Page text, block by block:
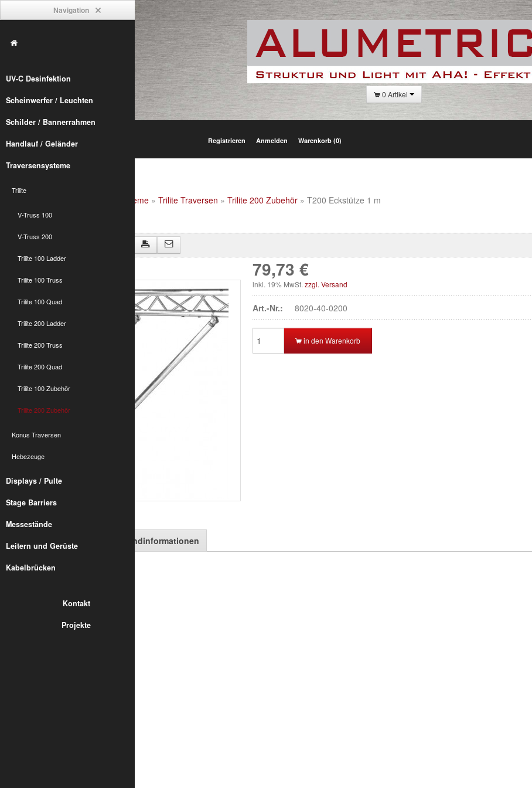
Navigation
UV-C Desinfektion
Scheinwerfer / Leuchten
Schilder / Bannerrahmen
Handlauf / Geländer
Traversensysteme
Trilite
V-Truss 100
V-Truss 200
Trilite 100 Ladder
Trilite 100 Truss
Trilite 100 Quad
Trilite 200 Ladder
Trilite 200 Truss
Trilite 200 Quad
Trilite 100 Zubehör
Trilite 200 Zubehör
Konus Traversen
Hebezeuge
Displays / Pulte
Stage Barriers
Messestände
Leitern und Gerüste
Kabelbrücken
Kontakt
Projekte
0 Artikel
Registrieren Anmelden Warenkorb (0)
Traversensysteme » Trilite Traversen » Trilite 200 Zubehör » T200 Eckstütze 1 m
T200 Eckstütze 1 m 79,73 €
inkl. 19% MwSt.zzgl. Versand
Art.-Nr.: 8020-40-0200
in den Warenkorb
Artikelbeschreibung Versandinformationen
Trilite 200 - 2A CB1